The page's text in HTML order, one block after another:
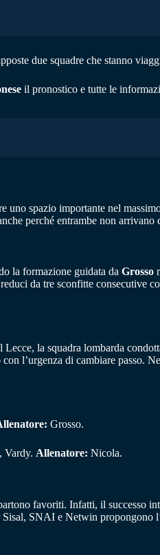
due squadre che stanno
il pronostico e tutte le
uno spazio importante nel
perché entrambe non
la formazione guidata da Grosso
da tre sconfitte consecutive
la squadra lombarda
l’urgenza di cambiare passo.
Grosso.
Vardy. Allenatore: Nicola.
favoriti. Infatti, il successo
Sisal, SNAI e Netwin propongono